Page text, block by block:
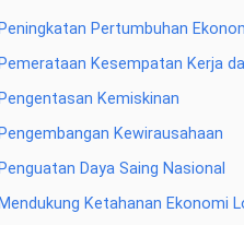
Peningkatan Pertumbuhan
Pemerataan Kesempatan Kerja
Pengentasan Kemiskinan
Pengembangan Kewirausahaan
Penguatan Daya Saing Nasional
Mendukung Ketahanan Ekonomi